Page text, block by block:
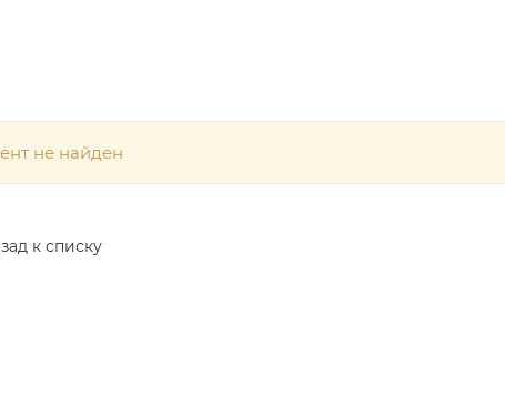
не найден
к списку